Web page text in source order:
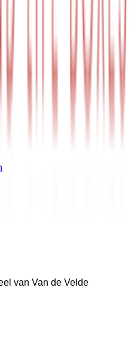
van Van de Velde